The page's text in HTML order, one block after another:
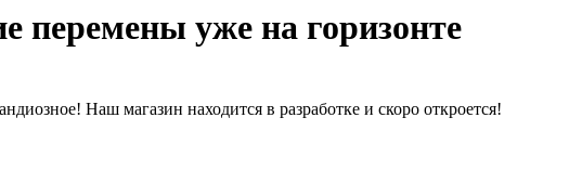
перемены уже на горизонте
Наш магазин находится в разработке и скоро откроется!